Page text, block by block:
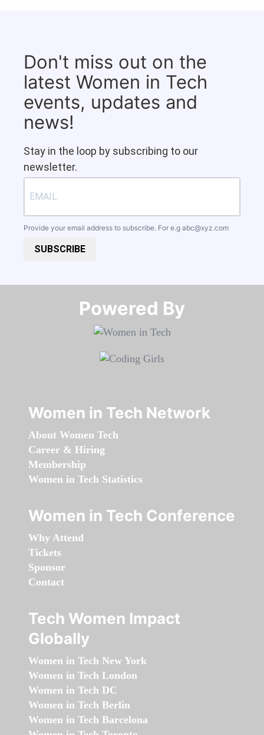
Don't miss out on the
latest Women in Tech
events, updates and
news!
Stay in the loop by subscribing to our
newsletter.
Provide your email address to subscribe. For e.g abc@xyz.com
SUBSCRIBE
Powered By​​​​​​​
Women in Tech Network
About Women Tech
Career & Hiring
Membership
Women in Tech Statistics
Women in Tech Conference
Why Attend
Tickets
Sponsor
Contact
Tech Women Impact
Globally
Women in Tech New York
Women in Tech London
Women in Tech DC
Women in Tech Berlin
Women in Tech Barcelona